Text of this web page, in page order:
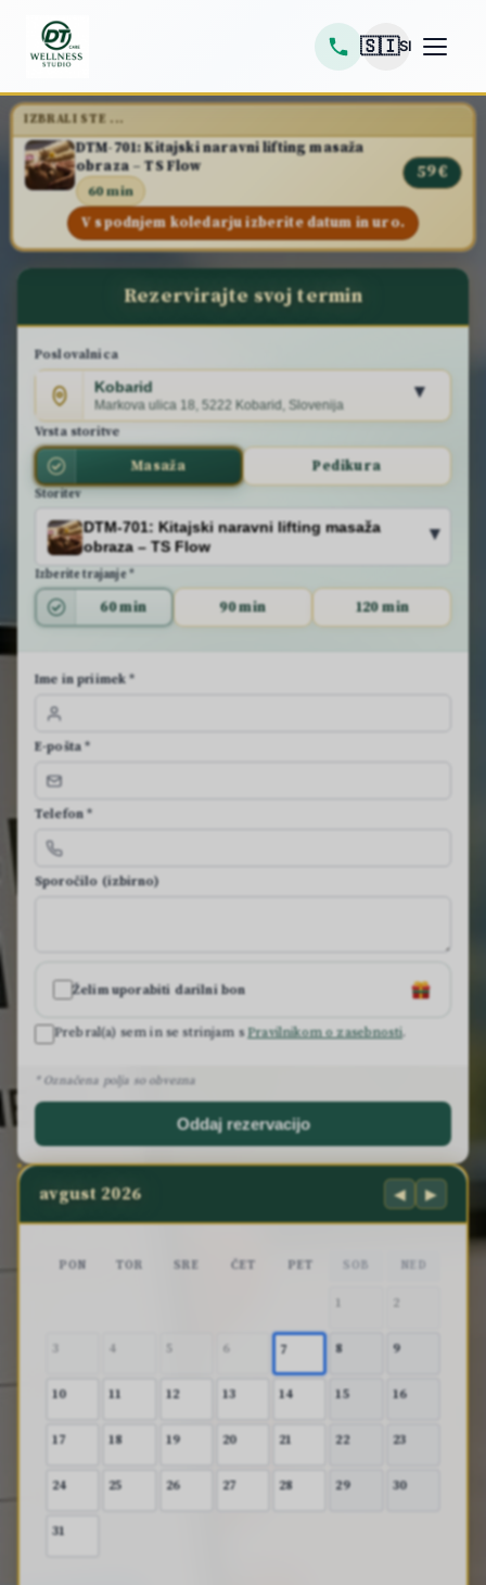
🇸🇮SI
IZBRALI STE ...
DTM-701: Kitajski naravni lifting masaža
obraza – TS Flow
60 min
59 €
V spodnjem koledarju izberite datum in uro.
Rezervirajte svoj termin
Poslovalnica
Kobarid
Markova ulica 18, 5222 Kobarid, Slovenija
▾
Vrsta storitve
Masaža Pedikura
Storitev
DTM-701: Kitajski naravni lifting masaža
obraza – TS Flow
▾
Izberite trajanje *
60 min 90 min 120 min
Ime in priimek *
E-pošta *
Telefon *
Sporočilo (izbirno)
Želim uporabiti darilni bon
Prebral(a) sem in se strinjam sPravilnikom o zasebnosti.
* Označena polja so obvezna
Oddaj rezervacijo
avgust 2026 ◀ ▶
PON TOR SRE ČET PET SOB NED
1
4 5 6 7 8 9
10 11 12 13 14 15 16
17 18 19 20 21 22 23
24 25 26 27 28 29 30
31